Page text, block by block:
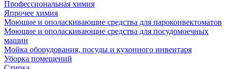
Профессиональная химия
Япрочее химия
Моющие и ополаскивающие средства для пароконвектоматов
Моющие и ополаскивающие средства для посудомоечных
машин
Мойка оборудования, посуды и кухонного инвентаря
Уборка помещений